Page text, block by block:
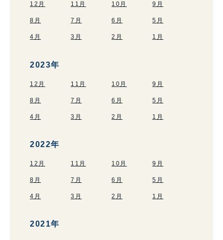
12月 11月 10月 9月
8月 7月 6月 5月
4月 3月 2月 1月
2023年
12月 11月 10月 9月
8月 7月 6月 5月
4月 3月 2月 1月
2022年
12月 11月 10月 9月
8月 7月 6月 5月
4月 3月 2月 1月
2021年